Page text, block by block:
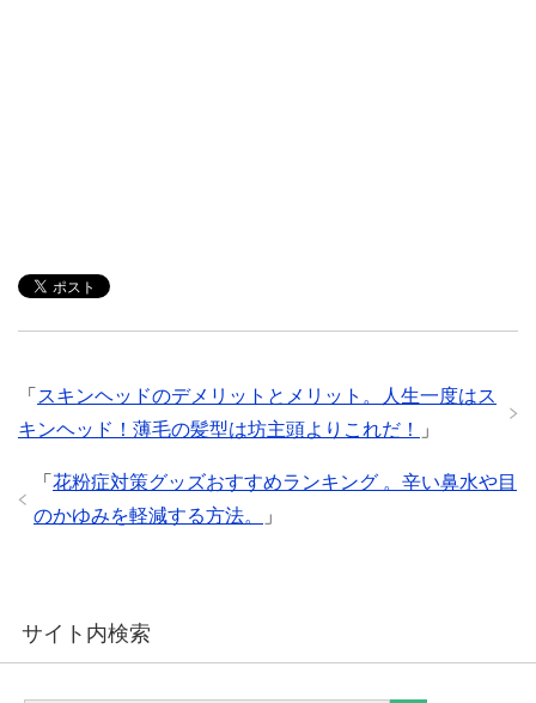
「 スキンヘッドのデメリットとメリット。人生一度はス
キンヘッド！薄毛の髪型は坊主頭よりこれだ！
」
「 花粉症対策グッズおすすめランキング 。辛い鼻水や目
のかゆみを軽減する方法。
」
サイト内検索